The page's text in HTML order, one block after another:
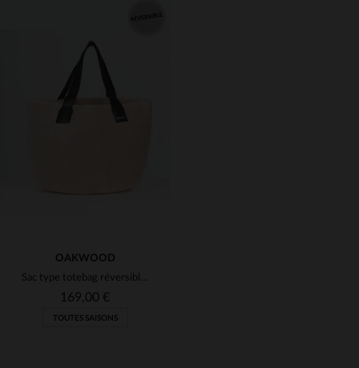
OAKWOOD
Sac type totebag réversible en laine et similicuir
169,00 €
TOUTES SAISONS